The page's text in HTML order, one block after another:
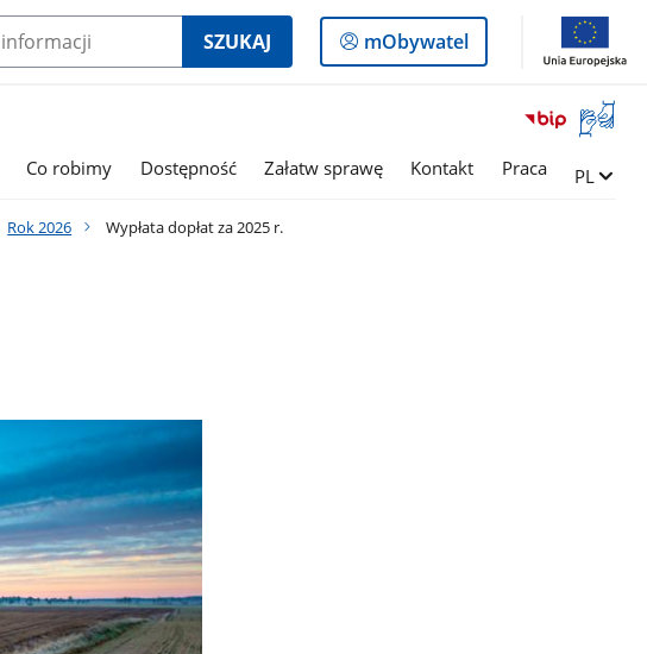
SZUKAJ
Logowanie
do
mObywatel
Otwórz
okno
Co robimy Dostępność Załatw sprawę Kontakt Praca Zmień
PL
Rok 2026 Wypłata dopłat za 2025 r.